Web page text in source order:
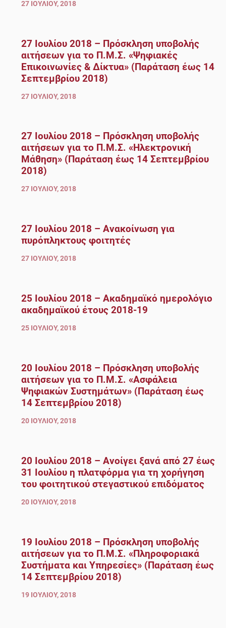
27 ΙΟΥΛΊΟΥ, 2018
27 Ιουλίου 2018 – Πρόσκληση υποβολής
αιτήσεων για το Π.Μ.Σ. «Ψηφιακές
Επικοινωνίες & Δίκτυα» (Παράταση έως 14
Σεπτεμβρίου 2018)
27 ΙΟΥΛΊΟΥ, 2018
27 Ιουλίου 2018 – Πρόσκληση υποβολής
αιτήσεων για το Π.Μ.Σ. «Ηλεκτρονική
Μάθηση» (Παράταση έως 14 Σεπτεμβρίου
2018)
27 ΙΟΥΛΊΟΥ, 2018
27 Ιουλίου 2018 – Ανακοίνωση για
πυρόπληκτους φοιτητές
27 ΙΟΥΛΊΟΥ, 2018
25 Ιουλίου 2018 – Ακαδημαϊκό ημερολόγιο
ακαδημαϊκού έτους 2018-19
25 ΙΟΥΛΊΟΥ, 2018
20 Ιουλίου 2018 – Πρόσκληση υποβολής
αιτήσεων για το Π.Μ.Σ. «Ασφάλεια
Ψηφιακών Συστημάτων» (Παράταση έως
14 Σεπτεμβρίου 2018)
20 ΙΟΥΛΊΟΥ, 2018
20 Ιουλίου 2018 – Ανοίγει ξανά από 27 έως
31 Ιουλίου η πλατφόρμα για τη χορήγηση
του φοιτητικού στεγαστικού επιδόματος
20 ΙΟΥΛΊΟΥ, 2018
19 Ιουλίου 2018 – Πρόσκληση υποβολής
αιτήσεων για το Π.Μ.Σ. «Πληροφοριακά
Συστήματα και Υπηρεσίες» (Παράταση έως
14 Σεπτεμβρίου 2018)
19 ΙΟΥΛΊΟΥ, 2018